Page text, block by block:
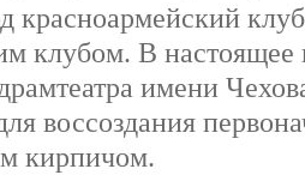
красноармейский
клубом. В настоящее
имени
воссоздания
кирпичом.